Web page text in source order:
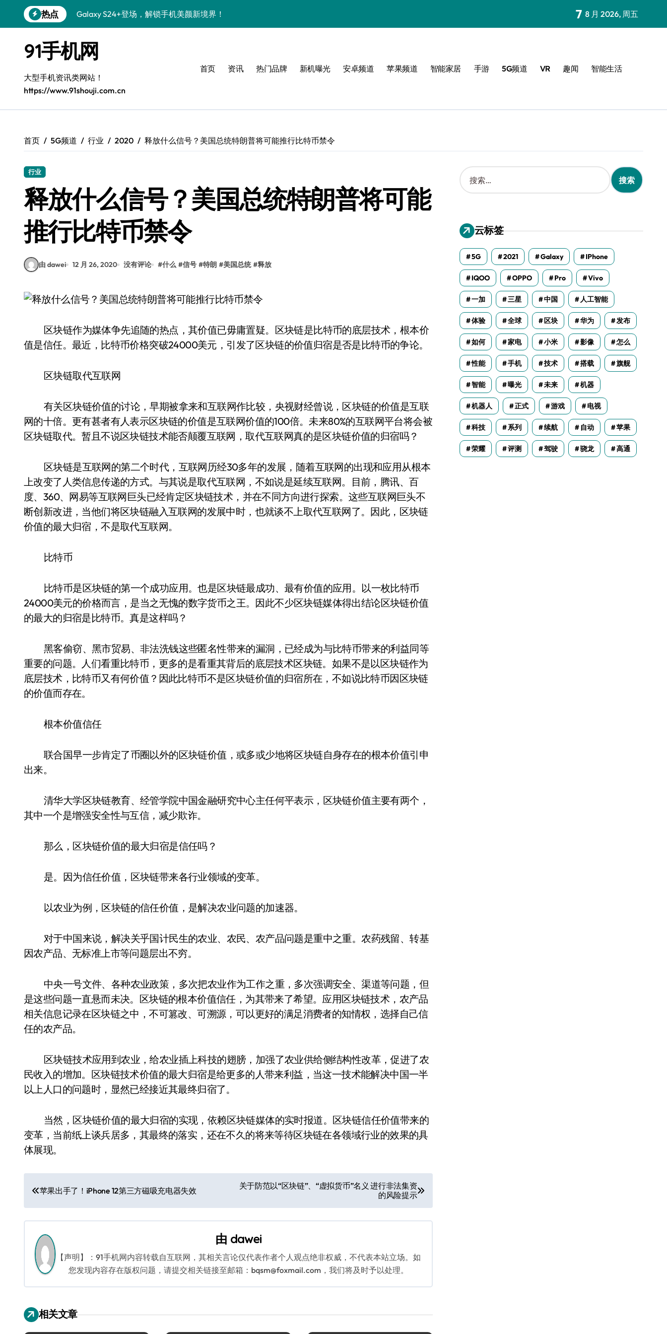
到
热点
Galaxy S24+登场，解锁手机美颜新境界！
Galaxy A56 5G登场，时尚旗舰新体验！
三星Galaxy S26美颜秘籍，一键打造专属风格！
S25美化秘籍：个性定制，炫酷随行！
Galaxy C55 5G焕新秘籍：潮流定制，玩转无限可能
Galaxy Z Flip6：折叠时尚，一瞬惊艳
S25 Ultra颜值炸裂！定制主题潮翻全场
7 8 月 2026, 周五
91手机网
大型手机资讯类网站！
https://www.91shouji.com.cn
首页 资讯 热门品牌 新机曝光 安卓频道 苹果频道 智能家居 手游 5G频道 VR 趣闻 智能生活
首页 5G频道 行业 2020 释放什么信号？美国总统特朗普将可能推行比特币禁令
行业
释放什么信号？美国总统特朗普将可能
推行比特币禁令
由 dawei 12 月 26, 2020 没有评论 #什么 #信号 #特朗 #美国总统 #释放
区块链作为媒体争先追随的热点，其价值已毋庸置疑。区块链是比特币的底层技术，根本价
值是信任。最近，比特币价格突破24000美元，引发了区块链的价值归宿是否是比特币的争论。
区块链取代互联网
有关区块链价值的讨论，早期被拿来和互联网作比较，央视财经曾说，区块链的价值是互联
网的十倍。更有甚者有人表示区块链的价值是互联网价值的100倍。未来80%的互联网平台将会被
区块链取代。暂且不说区块链技术能否颠覆互联网，取代互联网真的是区块链价值的归宿吗？
区块链是互联网的第二个时代，互联网历经30多年的发展，随着互联网的出现和应用从根本
上改变了人类信息传递的方式。与其说是取代互联网，不如说是延续互联网。目前，腾讯、百
度、360、网易等互联网巨头已经肯定区块链技术，并在不同方向进行探索。这些互联网巨头不
断创新改进，当他们将区块链融入互联网的发展中时，也就谈不上取代互联网了。因此，区块链
价值的最大归宿，不是取代互联网。
比特币
比特币是区块链的第一个成功应用。也是区块链最成功、最有价值的应用。以一枚比特币
24000美元的价格而言，是当之无愧的数字货币之王。因此不少区块链媒体得出结论区块链价值
的最大的归宿是比特币。真是这样吗？
黑客偷窃、黑市贸易、非法洗钱这些匿名性带来的漏洞，已经成为与比特币带来的利益同等
重要的问题。人们看重比特币，更多的是看重其背后的底层技术区块链。如果不是以区块链作为
底层技术，比特币又有何价值？因此比特币不是区块链价值的归宿所在，不如说比特币因区块链
的价值而存在。
根本价值信任
联合国早一步肯定了币圈以外的区块链价值，或多或少地将区块链自身存在的根本价值引申
出来。
清华大学区块链教育、经管学院中国金融研究中心主任何平表示，区块链价值主要有两个，
其中一个是增强安全性与互信，减少欺诈。
那么，区块链价值的最大归宿是信任吗？
是。因为信任价值，区块链带来各行业领域的变革。
以农业为例，区块链的信任价值，是解决农业问题的加速器。
对于中国来说，解决关乎国计民生的农业、农民、农产品问题是重中之重。农药残留、转基
因农产品、无标准上市等问题层出不穷。
中央一号文件、各种农业政策，多次把农业作为工作之重，多次强调安全、渠道等问题，但
是这些问题一直悬而未决。区块链的根本价值信任，为其带来了希望。应用区块链技术，农产品
相关信息记录在区块链之中，不可篡改、可溯源，可以更好的满足消费者的知情权，选择自己信
任的农产品。
区块链技术应用到农业，给农业插上科技的翅膀，加强了农业供给侧结构性改革，促进了农
民收入的增加。区块链技术价值的最大归宿是给更多的人带来利益，当这一技术能解决中国一半
以上人口的问题时，显然已经接近其最终归宿了。
当然，区块链价值的最大归宿的实现，依赖区块链媒体的实时报道。区块链信任价值带来的
变革，当前纸上谈兵居多，其最终的落实，还在不久的将来等待区块链在各领域行业的效果的具
体展现。
文
章
导
航
苹果出手了！iPhone 12第三方磁吸充电器失效
关于防范以“区块链”、“虚拟货币”名义 进行非法集资
的风险提示
由 dawei
【声明】：91手机网内容转载自互联网，其相关言论仅代表作者个人观点绝非权威，不代表本站立场。如
您发现内容存在版权问题，请提交相关链接至邮箱：bqsm@foxmail.com，我们将及时予以处理。
相关文章
搜
索
：
云标签
5G 2021 Galaxy IPhone
IQOO OPPO Pro Vivo
一加 三星 中国 人工智能
体验 全球 区块 华为 发布
如何 家电 小米 影像 怎么
性能 手机 技术 搭载 旗舰
智能 曝光 未来 机器
机器人 正式 游戏 电视
科技 系列 续航 自动 苹果
荣耀 评测 驾驶 骁龙 高通